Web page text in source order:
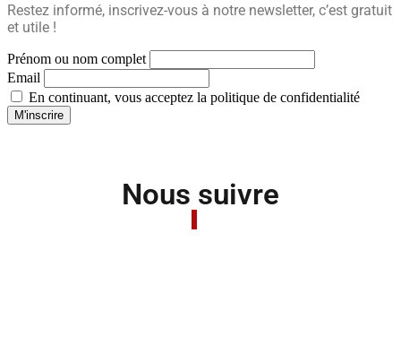
Restez informé, inscrivez-vous à notre newsletter, c’est gratuit
et utile !
Prénom ou nom complet
Email
En continuant, vous acceptez la politique de confidentialité
Nous suivre